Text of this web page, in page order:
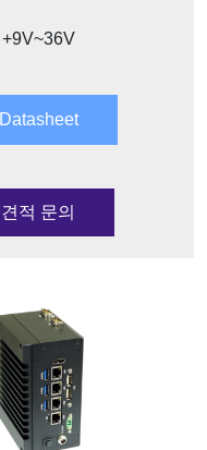
+9V~36V
Datasheet
견적 문의